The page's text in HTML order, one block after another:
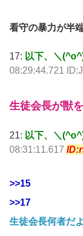
看守の暴力が半
17: 以下、＼
08:29:44.721
生徒会長が獣
21: 以下、＼
08:31:11.617
>>15
>>17
生徒会長何者だよ